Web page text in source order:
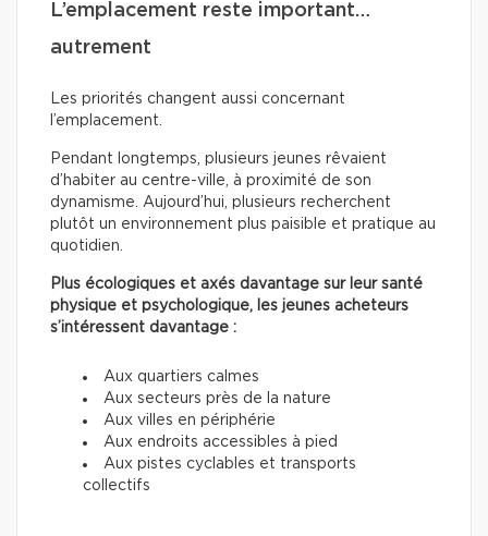
L’emplacement reste important…
autrement
Les priorités changent aussi concernant
l’emplacement.
Pendant longtemps, plusieurs jeunes rêvaient
d’habiter au centre-ville, à proximité de son
dynamisme. Aujourd’hui, plusieurs recherchent
plutôt un environnement plus paisible et pratique au
quotidien.
Plus écologiques et axés davantage sur leur santé
physique et psychologique, les jeunes acheteurs
s’intéressent davantage :
Aux quartiers calmes
Aux secteurs près de la nature
Aux villes en périphérie
Aux endroits accessibles à pied
Aux pistes cyclables et transports
collectifs